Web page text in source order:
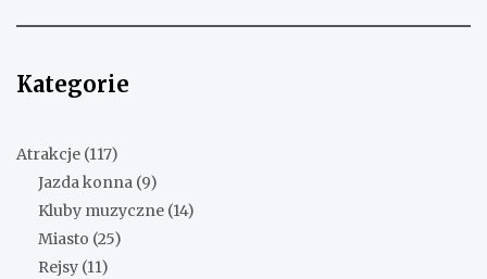
Kategorie
Atrakcje (117)
Jazda konna (9)
Kluby muzyczne (14)
Miasto (25)
Rejsy (11)